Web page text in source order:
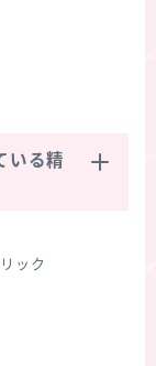
いる精
ック